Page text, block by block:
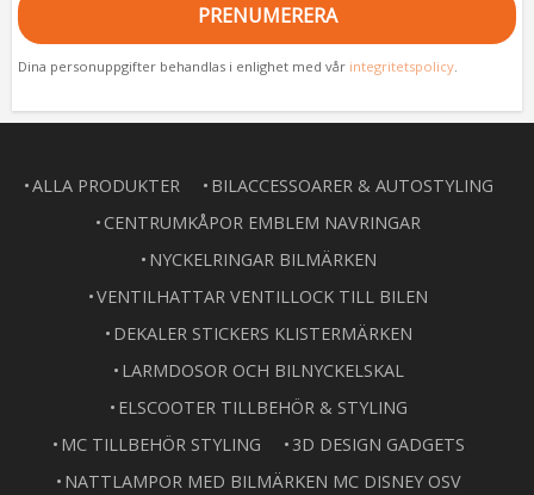
PRENUMERERA
Dina personuppgifter behandlas i enlighet med vår integritetspolicy.
ALLA PRODUKTER
BILACCESSOARER & AUTOSTYLING
CENTRUMKÅPOR EMBLEM NAVRINGAR
NYCKELRINGAR BILMÄRKEN
VENTILHATTAR VENTILLOCK TILL BILEN
DEKALER STICKERS KLISTERMÄRKEN
LARMDOSOR OCH BILNYCKELSKAL
ELSCOOTER TILLBEHÖR & STYLING
MC TILLBEHÖR STYLING
3D DESIGN GADGETS
NATTLAMPOR MED BILMÄRKEN MC DISNEY OSV